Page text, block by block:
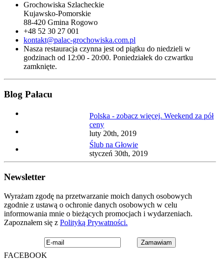
Grochowiska Szlacheckie
Kujawsko-Pomorskie
88-420 Gmina Rogowo
+48 52 30 27 001
kontakt@palac-grochowiska.com.pl
Nasza restauracja czynna jest od piątku do niedzieli w
godzinach od 12:00 - 20:00. Poniedziałek do czwartku
zamknięte.
Blog Pałacu
Polska - zobacz więcej. Weekend za pół
ceny
luty 20th, 2019
Ślub na Głowie
styczeń 30th, 2019
Newsletter
Wyrażam zgodę na przetwarzanie moich danych osobowych
zgodnie z ustawą o ochronie danych osobowych w celu
informowania mnie o bieżących promocjach i wydarzeniach.
Zapoznałem się z Polityką Prywatności.
FACEBOOK